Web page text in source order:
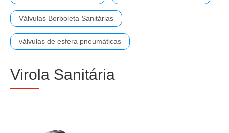
Válvulas Borboleta Sanitárias
válvulas de esfera pneumáticas
Virola Sanitária